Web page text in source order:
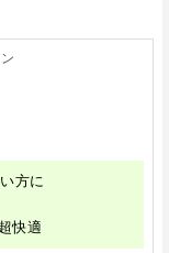
方に
快適